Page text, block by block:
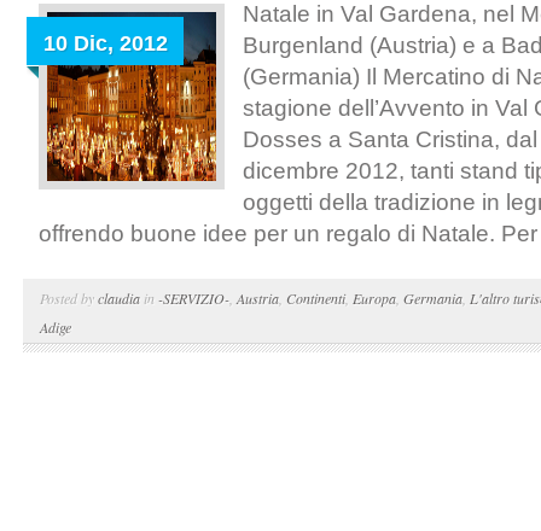
10 Dic, 2012
Natale in Val Gardena, nel
Burgenland (Austria) e a
(Germania) Il Mercatino di
stagione dell’Avvento in Val
Dosses a Santa Cristina,
dicembre 2012, tanti stand
oggetti della tradizione in
offrendo buone idee per un regalo di Natale. Per
Posted byclaudia in -SERVIZIO- Austria Continenti, Europa Germania L'altro
Adige